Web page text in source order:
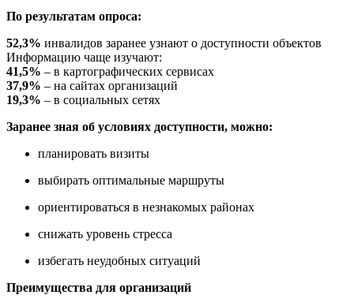
По результатам опроса:
52,3% инвалидов заранее узнают о доступности объектов
Информацию чаще изучают:
41,5% – в картографических сервисах
37,9% – на сайтах организаций
19,3% – в социальных сетях
Заранее зная об условиях доступности, можно:
планировать визиты
выбирать оптимальные маршруты
ориентироваться в незнакомых районах
снижать уровень стресса
избегать неудобных ситуаций
Преимущества для организаций